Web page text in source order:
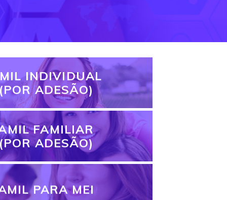
INDIVIDUAL
ADESÃO)
FAMILIAR
ADESÃO)
PARA MEI